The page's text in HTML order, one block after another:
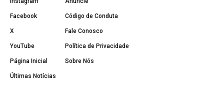
Facebook
X
YouTube
Página Inicial
Últimas Notícias
Código de Conduta
Fale Conosco
Política de Privacidade
Sobre Nós